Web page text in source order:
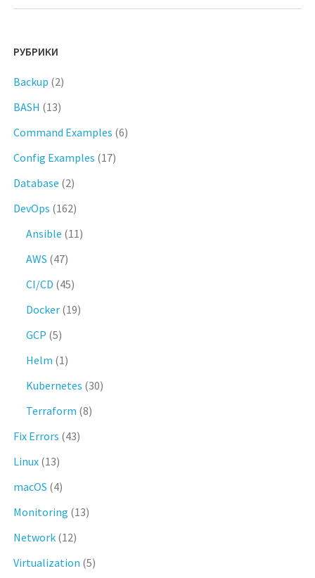
РУБРИКИ
Backup (2)
BASH (13)
Command Examples (6)
Config Examples (17)
Database (2)
DevOps (162)
Ansible (11)
AWS (47)
CI/CD (45)
Docker (19)
GCP (5)
Helm (1)
Kubernetes (30)
Terraform (8)
Fix Errors (43)
Linux (13)
macOS (4)
Monitoring (13)
Network (12)
Virtualization (5)